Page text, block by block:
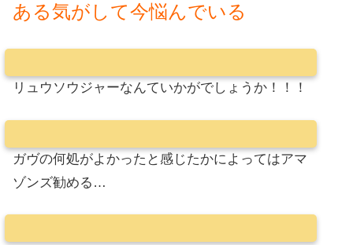
ある気がして今悩んでいる
リュウソウジャーなんていかがでしょうか！！！
ガヴの何処がよかったと感じたかによってはアマ
ゾンズ勧める…